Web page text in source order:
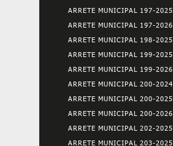
ARRETE MUNICIPAL 197-2025
ARRETE MUNICIPAL 197-2026
ARRETE MUNICIPAL 198-2025
ARRETE MUNICIPAL 199-2025
ARRETE MUNICIPAL 199-2026
ARRETE MUNICIPAL 200-2024
ARRETE MUNICIPAL 200-2025
ARRETE MUNICIPAL 200-2026
ARRETE MUNICIPAL 202-2025
ARRETE MUNICIPAL 203-2025